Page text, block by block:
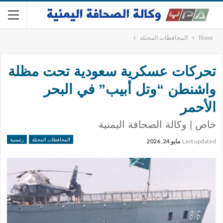
Home المحافظات المحتلة
تحركات عسكرية سعودية تحت مظلة
واشنطن “وتل أبيب” في البحر
الأحمر
خاص | وكالة الصحافة اليمنية
المحافظات المحتلة رئيسية Last updated مايو 24, 2026